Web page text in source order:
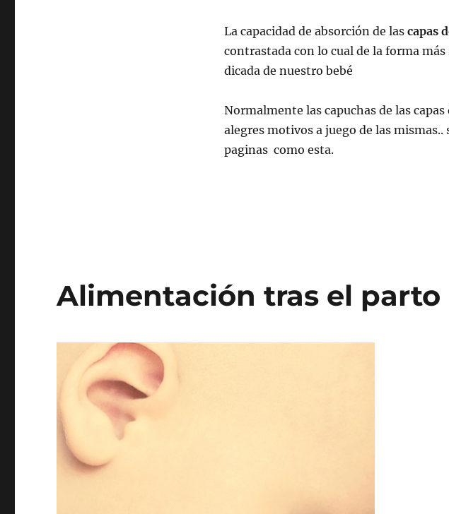
La capacidad de absorción de las capas
contrastada con lo cual de la forma
dicada de nuestro bebé
Normalmente las capuchas de las
alegres motivos a juego de las mismas..
paginas como esta.
Alimentación tras el parto